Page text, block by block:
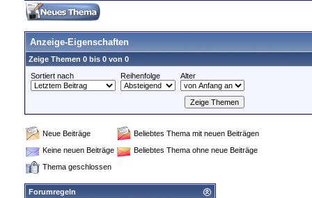
Anzeige-Eigenschaften
Zeige Themen 0 bis 0 von 0
Sortiert nach
Reihenfolge Alter
Neue Beiträge
Beliebtes Thema mit neuen Beiträgen
Keine neuen Beiträge
Beliebtes Thema ohne neue Beiträge
Thema geschlossen
Forumregeln